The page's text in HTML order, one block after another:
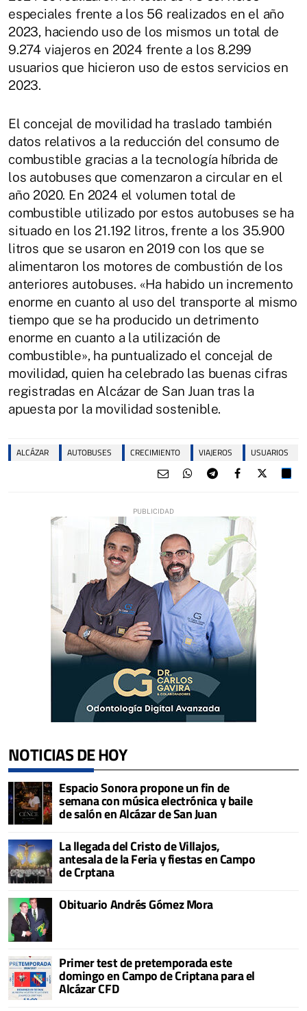
especiales frente a los 56 realizados en el año
2023, haciendo uso de los mismos un total de
9.274 viajeros en 2024 frente a los 8.299
usuarios que hicieron uso de estos servicios en
2023.
El concejal de movilidad ha traslado también
datos relativos a la reducción del consumo de
combustible gracias a la tecnología híbrida de
los autobuses que comenzaron a circular en el
año 2020. En 2024 el volumen total de
combustible utilizado por estos autobuses se ha
situado en los 21.192 litros, frente a los 35.900
litros que se usaron en 2019 con los que se
alimentaron los motores de combustión de los
anteriores autobuses. «Ha habido un incremento
enorme en cuanto al uso del transporte al mismo
tiempo que se ha producido un detrimento
enorme en cuanto a la utilización de
combustible», ha puntualizado el concejal de
movilidad, quien ha celebrado las buenas cifras
registradas en Alcázar de San Juan tras la
apuesta por la movilidad sostenible.
ALCÁZAR AUTOBUSES CRECIMIENTO VIAJEROS USUARIOS
NOTICIAS DE HOY
Espacio Sonora propone un fin de
semana con música electrónica y baile
de salón en Alcázar de San Juan
La llegada del Cristo de Villajos,
antesala de la Feria y fiestas en Campo
de Crptana
Obituario Andrés Gómez Mora
Primer test de pretemporada este
domingo en Campo de Criptana para el
Alcázar CFD